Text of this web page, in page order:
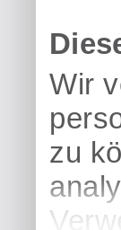
Wir
zu